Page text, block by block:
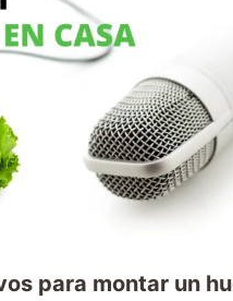
para montar un